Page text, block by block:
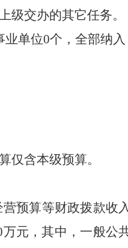
级交办的其它任务。
业单位0个，全部纳入
仅含本级预算。
预算等财政拨款收
万元，其中，一般公